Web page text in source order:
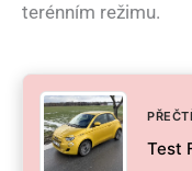
terénním režimu.
Test